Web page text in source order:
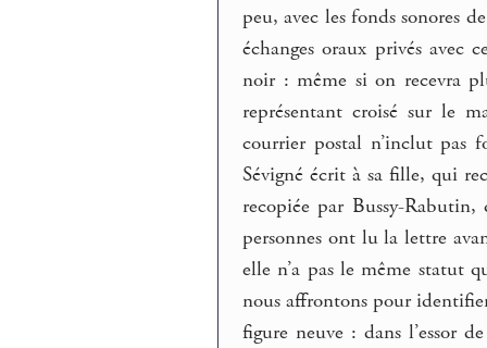
peu, avec les fonds sonores
échanges oraux privés avec
noir : même si on recevra
représentant croisé sur le
courrier postal n’inclut pas
Sévigné écrit à sa fille, qui
recopiée par Bussy-
personnes ont lu la lettre
elle n’a pas le même statut
nous affrontons pour
figure neuve : dans l’essor